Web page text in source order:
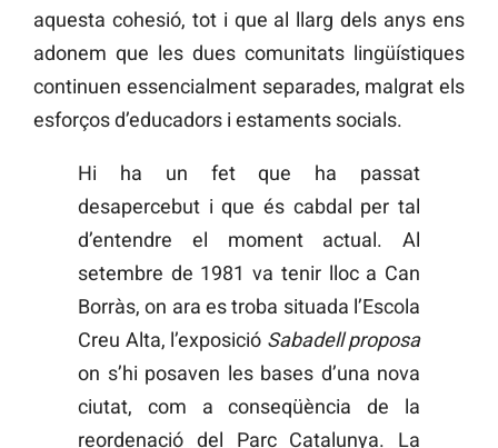
aquesta cohesió, tot i que al llarg dels anys ens
adonem que les dues comunitats lingüístiques
continuen essencialment separades, malgrat els
esforços d’educadors i estaments socials.
Hi ha un fet que ha passat
desapercebut i que és cabdal per tal
d’entendre el moment actual. Al
setembre de 1981 va tenir lloc a Can
Borràs, on ara es troba situada l’Escola
Creu Alta, l’exposició Sabadell proposa
on s’hi posaven les bases d’una nova
ciutat, com a conseqüència de la
reordenació del Parc Catalunya. La